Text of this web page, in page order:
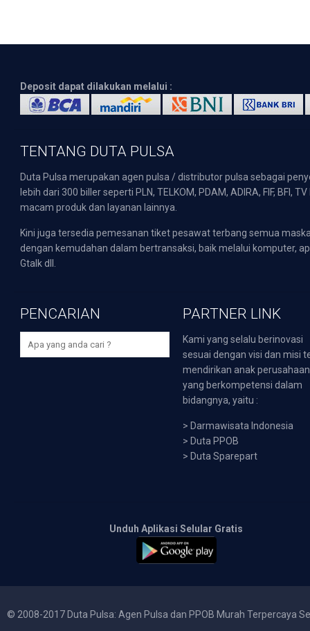
Deposit dapat dilakukan melalui :
TENTANG DUTA PULSA
Duta Pulsa merupakan agen pulsa / distributor pulsa sebagai
lebih dari 300 biller seperti PLN, TELKOM, PDAM, ADIRA, FIF,
macam produk dan layanan lainnya.
Kini juga tersedia pemesanan tiket pesawat terbang semua
dengan kemudahan dalam bertransaksi, baik melalui komputer,
Gtalk dll.
PENCARIAN PARTNER LINK
Kami yang selalu berinovasi
sesuai dengan visi dan misi
mendirikan anak perusahaan
yang berkompetensi dalam
bidangnya, yaitu :
> Darmawisata Indonesia
> Duta PPOB
> Duta Sparepart
Unduh Aplikasi Selular Gratis
© 2008-2017 Duta Pulsa: Agen Pulsa dan PPOB Murah Terpercaya